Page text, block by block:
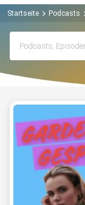
Startseite Podcasts